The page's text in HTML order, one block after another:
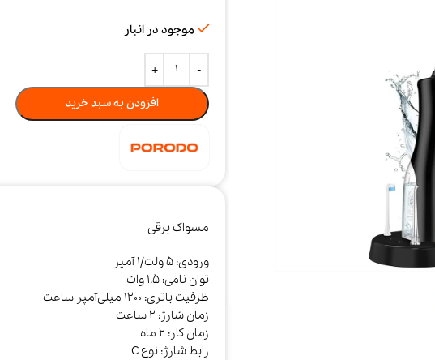
خوشبو کننده هوا
موجود در انبار
افزودن به سبد خرید
مسواک برقی
ورودی: 5 ولت/1 آمپر
توان نامی: 1.5 وات
ظرفیت باتری: 1200 میلی‌آمپر ساعت
زمان شارژ: 2 ساعت
زمان کار: 2 ماه
رابط شارژ: نوع C